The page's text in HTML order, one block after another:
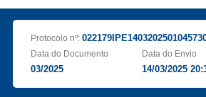
Protocolo nº:
Data do Documento
03/2025
Data do Envio
14/03/2025